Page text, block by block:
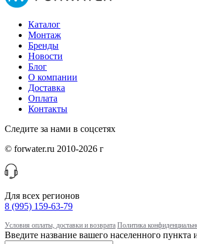
Каталог
Монтаж
Бренды
Новости
Блог
О компании
Доставка
Оплата
Контакты
Следите за нами в соцсетях
© forwater.ru 2010-2026 г
Для всех регионов
8 (995) 159-63-79
Условия оплаты, доставки и возврата Политика
Введите название вашего населенного